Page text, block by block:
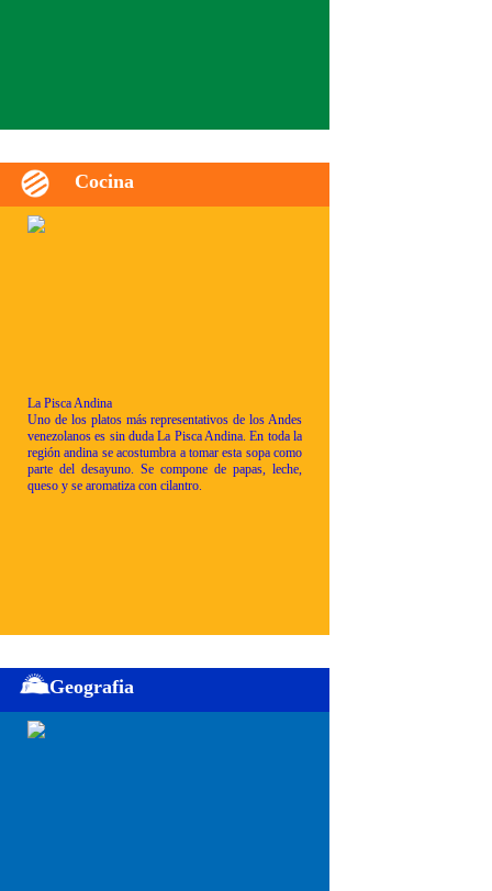
Cocina
La Pisca Andina
Uno de los platos más representativos de los Andes
venezolanos es sin duda La Pisca Andina. En toda la
región andina se acostumbra a tomar esta sopa como
parte del desayuno. Se compone de papas, leche,
queso y se aromatiza con cilantro.
Geografia